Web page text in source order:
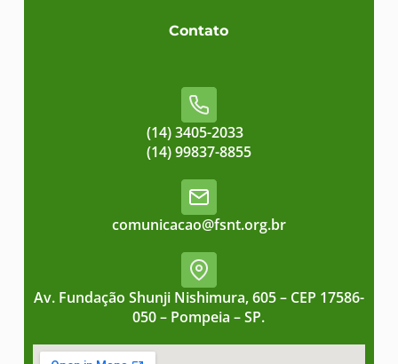
Contato
(14) 3405-2033
(14) 99837-8855
comunicacao@fsnt.org.br
Av. Fundação Shunji Nishimura, 605 – CEP 17586-
050 – Pompeia – SP.